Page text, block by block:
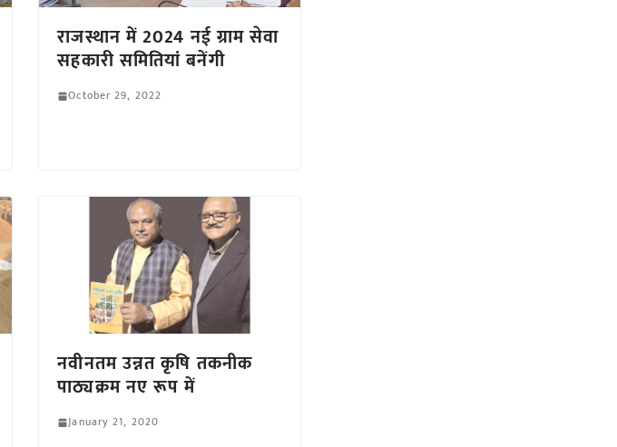
राजस्थान में 2024 नई ग्राम सेवा
सहकारी समितियां बनेंगी
October 29, 2022
नवीनतम उन्नत कृषि तकनीक
पाठ्यक्रम नए रूप में
January 21, 2020